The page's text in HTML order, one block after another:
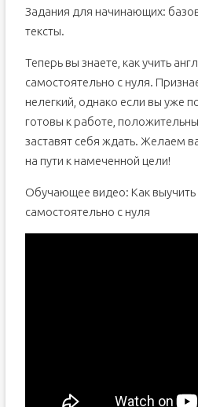
Задания для начинающих:
тексты.
Теперь вы знаете, как учить
самостоятельно с нуля.
нелегкий, однако если вы уже
готовы к работе,
заставят себя ждать. Желаем
на пути к намеченной цели!
Обучающее видео: Как выучить
самостоятельно с нуля